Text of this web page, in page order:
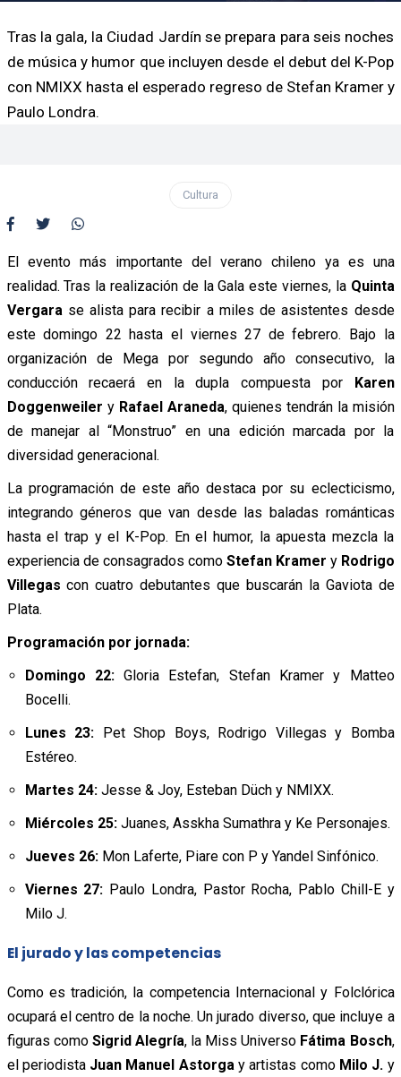
Tras la gala, la Ciudad Jardín se prepara para seis noches
de música y humor que incluyen desde el debut del K-Pop
con NMIXX hasta el esperado regreso de Stefan Kramer y
Paulo Londra.
Cultura
El evento más importante del verano chileno ya es una
realidad. Tras la realización de la Gala este viernes, la Quinta
Vergara se alista para recibir a miles de asistentes desde
este domingo 22 hasta el viernes 27 de febrero. Bajo la
organización de Mega por segundo año consecutivo, la
conducción recaerá en la dupla compuesta por Karen
Doggenweiler y Rafael Araneda, quienes tendrán la misión
de manejar al “Monstruo” en una edición marcada por la
diversidad generacional.
La programación de este año destaca por su eclecticismo,
integrando géneros que van desde las baladas románticas
hasta el trap y el K-Pop. En el humor, la apuesta mezcla la
experiencia de consagrados como Stefan Kramer y Rodrigo
Villegas con cuatro debutantes que buscarán la Gaviota de
Plata.
Programación por jornada:
Domingo 22:Gloria Estefan, Stefan Kramer y Matteo
Bocelli.
Lunes 23: Pet Shop Boys, Rodrigo Villegas y Bomba
Estéreo.
Martes 24:Jesse & Joy, Esteban Düch y NMIXX.
Miércoles 25:Juanes, Asskha Sumathra y Ke Personajes.
Jueves 26:Mon Laferte, Piare con P y Yandel Sinfónico.
Viernes 27: Paulo Londra, Pastor Rocha, Pablo Chill-E y
Milo J.
El jurado y las competencias
Como es tradición, la competencia Internacional y Folclórica
ocupará el centro de la noche. Un jurado diverso, que incluye a
figuras como Sigrid Alegría, la Miss Universo Fátima Bosch,
el periodista Juan Manuel Astorga y artistas como Milo J. y